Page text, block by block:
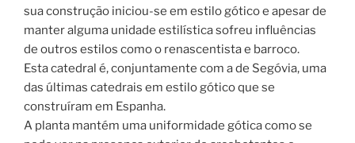
sua construção iniciou-se em estilo gótico e apesar de
manter alguma unidade estilística sofreu influências
de outros estilos como o renascentista e barroco.
Esta catedral é, conjuntamente com a de Segóvia, uma
das últimas catedrais em estilo gótico que se
construíram em Espanha.
A planta mantém uma uniformidade gótica como se